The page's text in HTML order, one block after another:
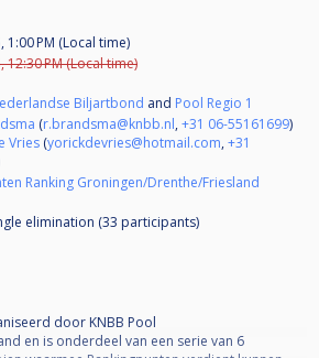
1:00 PM (Local time)
12:30 PM (Local time)
Biljartbond and Pool Regio 1
(r.brandsma@knbb.nl,+31 06-55161699)
Vries (yorickdevries@hotmail.com,+31
Ranking Groningen/Drenthe/Friesland
elimination (33 participants)
door KNBB Pool
en is onderdeel van een serie van 6